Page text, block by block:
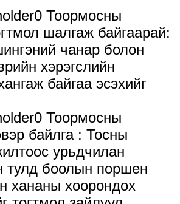
Тоормосны
шалгаж байгаарай:
чанар болон
хэрэгслийн
байгаа эсэхийг
Тоормосны
байлга ‌: Тосны
урьдчилан
тулд боолын поршен
хананы хоорондох